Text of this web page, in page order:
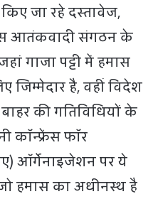
जा रहे दस्तावेज,
आतंकवादी संगठन के
गाजा पट्टी में हमास
जिम्मेदार है, वहीं विदेश
की गतिविधियों के
कॉन्फ्रेंस फॉर
ऑर्गेनाइजेशन पर ये
हमास का अधीनस्थ है